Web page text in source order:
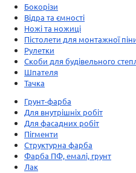
Бокорізи
Відра та ємності
Ножі та ножиці
Пістолети для монтажної
Рулетки
Скоби для будівельного
Шпателя
Тачка
Грунт-фарба
Для внутрішніх робіт
Для фасадних робіт
Пігменти
Структурна фарба
Фарба ПФ, емалі, грунт
Лак